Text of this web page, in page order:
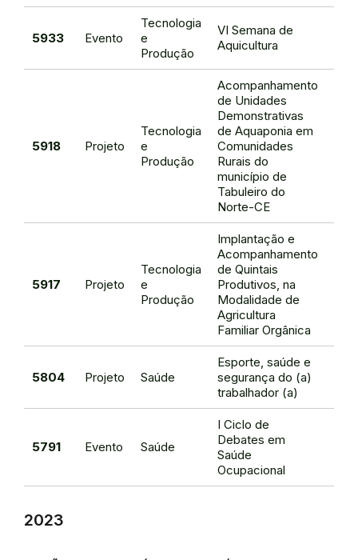
5933 Evento
Tecnologia
e
Produção
VI Semana de
Aquicultura
5918 Projeto
Tecnologia
e
Produção
Acompanhamento
de Unidades
Demonstrativas
de Aquaponia em
Comunidades
Rurais do
município de
Tabuleiro do
Norte-CE
5917 Projeto
Tecnologia
e
Produção
Implantação e
Acompanhamento
de Quintais
Produtivos, na
Modalidade de
Agricultura
Familiar Orgânica
5804 Projeto Saúde
Esporte, saúde e
segurança do (a)
trabalhador (a)
5791 Evento Saúde
I Ciclo de
Debates em
Saúde
Ocupacional
2023